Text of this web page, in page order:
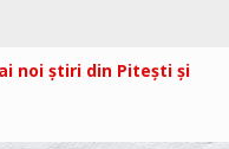
noi știri din Pitești și